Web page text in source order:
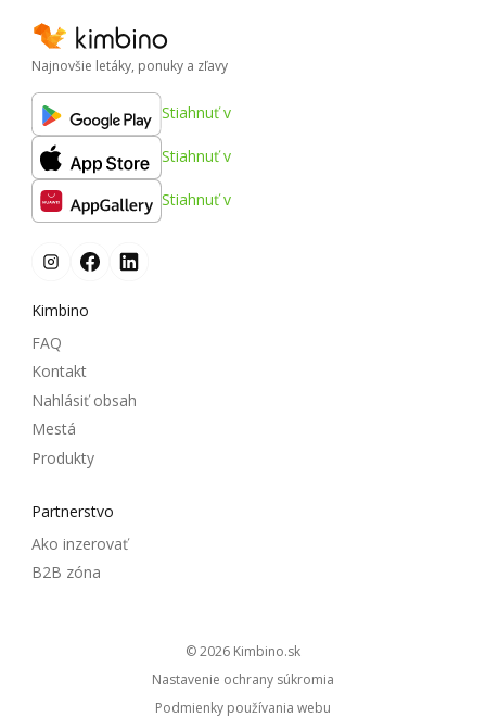
Najnovšie letáky, ponuky a zľavy
Stiahnuť v
Stiahnuť v
Stiahnuť v
Kimbino
FAQ
Kontakt
Nahlásiť obsah
Mestá
Produkty
Partnerstvo
Ako inzerovať
B2B zóna
© 2026
kimbino.sk
Nastavenie ochrany súkromia
Podmienky používania webu